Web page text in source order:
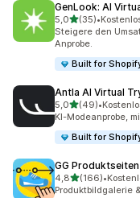
GenLook: AI
5,0von 5 Sternen
(35)
35 Rezensionen
•
Steigere den
Anprobe.
Built for
Antla AI Virtual
5,0von 5 Sternen
(49)
49 Rezensionen
•
KI-Modeanprobe,
Built for
GG
4,8von 5 Sternen
(166)
166 Rezensionen
•
Produktbildgalerie